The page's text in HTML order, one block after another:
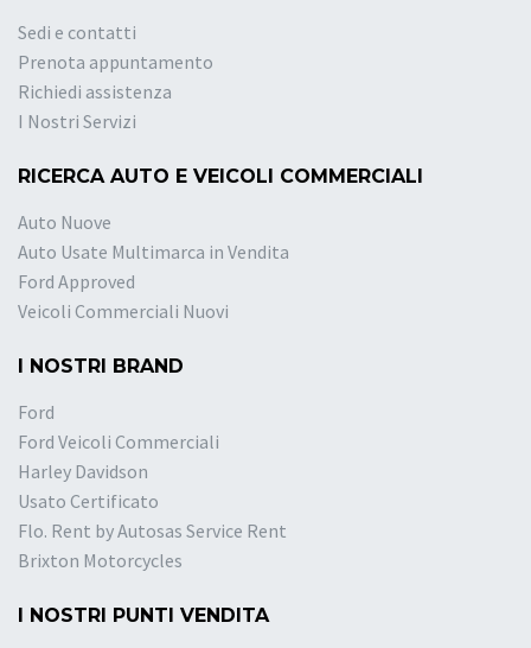
Sedi e contatti
Prenota appuntamento
Richiedi assistenza
I Nostri Servizi
RICERCA AUTO E VEICOLI COMMERCIALI
Auto Nuove
Auto Usate Multimarca in Vendita
Ford Approved
Veicoli Commerciali Nuovi
I NOSTRI BRAND
Ford
Ford Veicoli Commerciali
Harley Davidson
Usato Certificato
Flo. Rent by Autosas Service Rent
Brixton Motorcycles
I NOSTRI PUNTI VENDITA